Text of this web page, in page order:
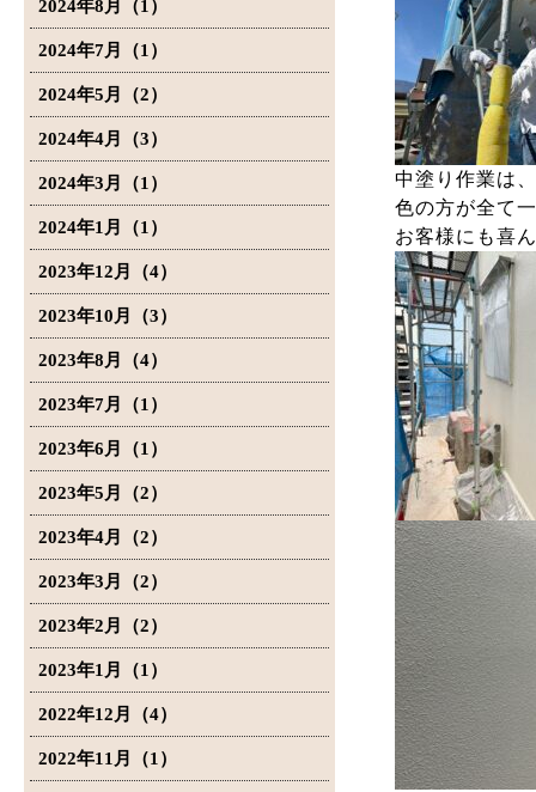
2024年8月（1）
2024年7月（1）
2024年5月（2）
2024年4月（3）
2024年3月（1）
2024年1月（1）
2023年12月（4）
2023年10月（3）
2023年8月（4）
2023年7月（1）
2023年6月（1）
2023年5月（2）
2023年4月（2）
2023年3月（2）
2023年2月（2）
2023年1月（1）
2022年12月（4）
2022年11月（1）
中塗り作業は
色の方が全て
お客様にも喜